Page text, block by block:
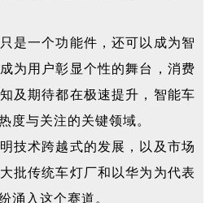
是一个功能件，还可以成为智
为用户彰显个性的舞台，消费
及期待都在极速提升，智能车
度与关注的关键领域。
技术跨越式的发展，以及市场
批传统车灯厂和以华为为代表
涌入这个赛道。